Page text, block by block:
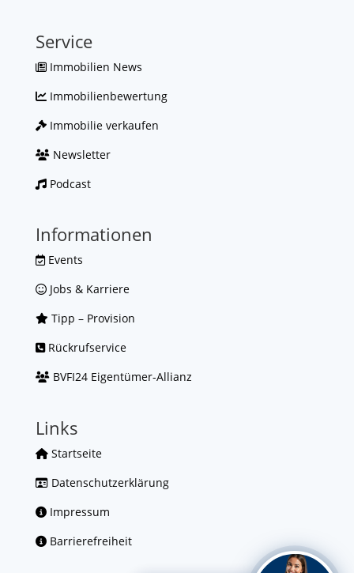
Service
Immobilien News
Immobilienbewertung
Immobilie verkaufen
Newsletter
Podcast
Informationen
Events
Jobs & Karriere
Tipp – Provision
Rückrufservice
BVFI24 Eigentümer-Allianz
Links
Startseite
Datenschutzerklärung
Impressum
Barrierefreiheit